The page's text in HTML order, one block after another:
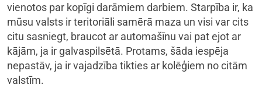
vienotos par kopīgi darāmiem darbiem. Starpība ir, ka
mūsu valsts ir teritoriāli samērā maza un visi var cits
citu sasniegt, braucot ar automašīnu vai pat ejot ar
kājām, ja ir galvaspilsētā. Protams, šāda iespēja
nepastāv, ja ir vajadzība tikties ar kolēģiem no citām
valstīm.